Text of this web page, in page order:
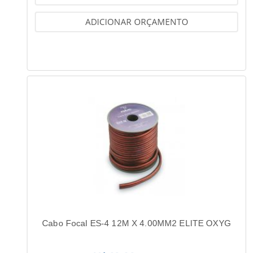
ADICIONAR ORÇAMENTO
Cabo Focal ES-4 12M X 4.00MM2 ELITE OXYG